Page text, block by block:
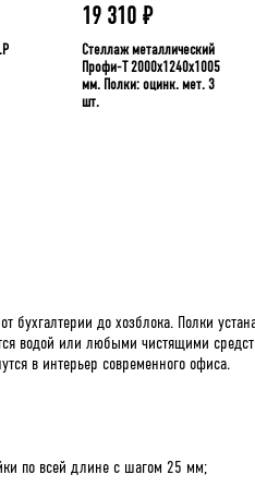
19 310 ₽
Стеллаж металлический
Профи-Т 2000x1240x1005
мм. Полки: оцинк. мет. 3
шт.
до хозблока. Полки
водой или любыми чистящими
в интерьер современного офиса.
по всей длине с шагом 25 мм;